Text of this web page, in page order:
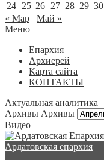
24 25 26 27 28 29 30
« Мар
Май »
Меню
Епархия
Архиерей
Карта сайта
КОНТАКТЫ
Актуальная аналитика
Архивы Архивы
Видео
Ардатовская епархия